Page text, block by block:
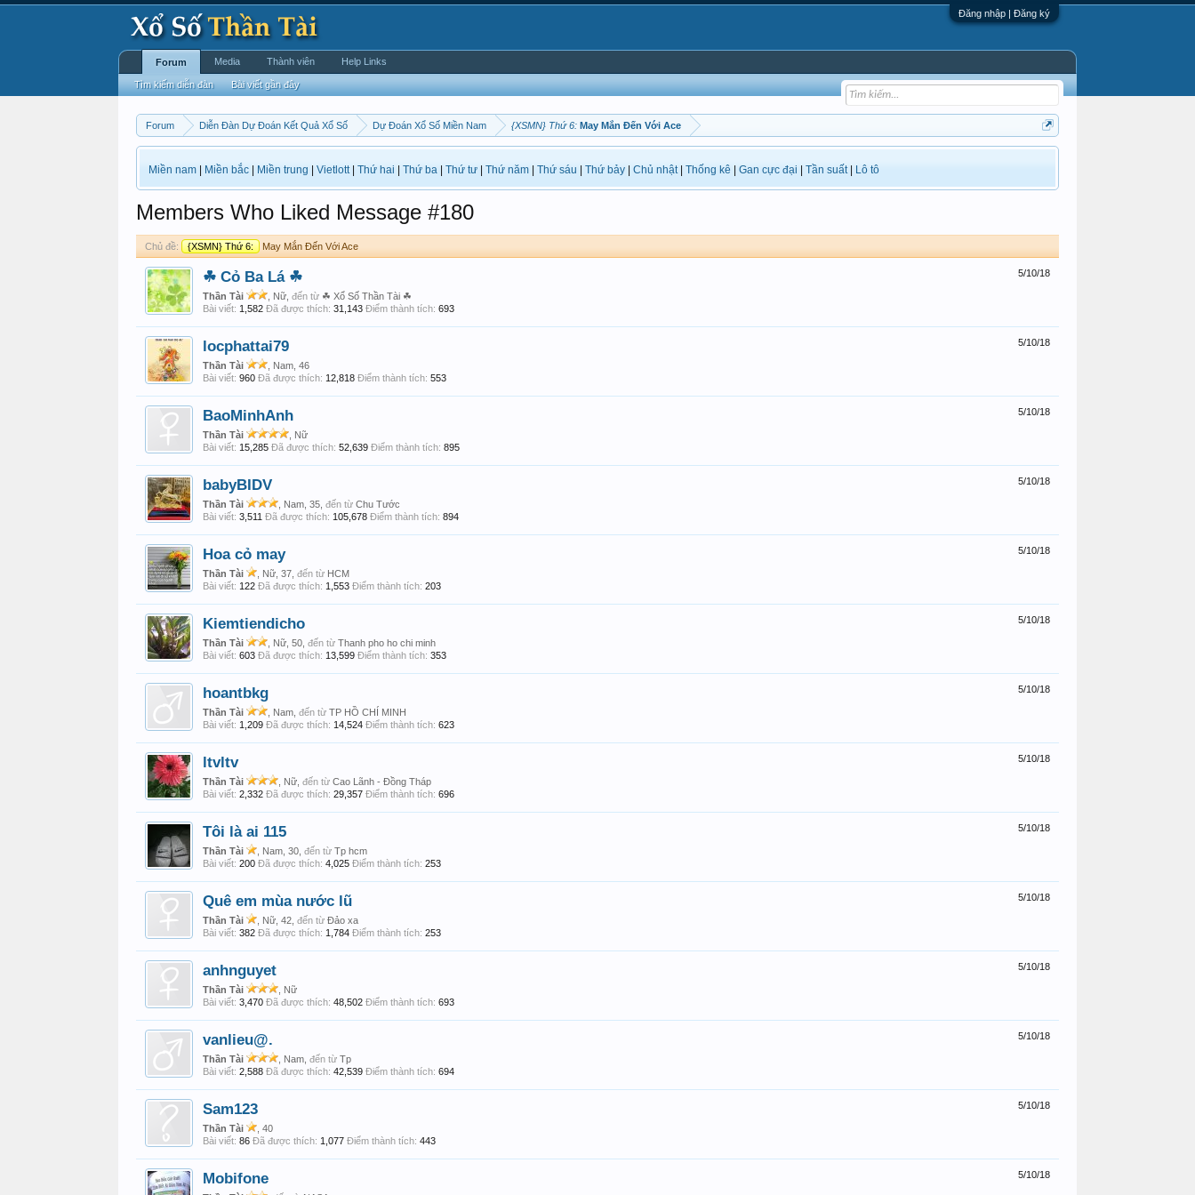
Đăng nhập | Đăng ký
Forum Diễn Đàn Dự Đoán Kết Quả Xổ Số Dự Đoán Xổ Số Miền Nam {XSMN} Thứ 6: May Mắn Đến Với Ace
Miền nam Miền bắc Miền trung Vietlott| Thứ hai Thứ ba Thứ tư Thứ năm Thứ sáu Thứ bảy Chủ nhật| Thống kê Gan cực đại Tần suất| Lô tô
Members Who Liked Message #180
Chủ đề: {XSMN} Thứ 6: May Mắn Đến Với Ace
5/10/18
☘ Cỏ Ba Lá ☘
Thần Tài , Nữ, đến từ ☘ Xổ Số Thần Tài ☘
Bài viết: 1,582 Đã được thích: 31,143 Điểm thành tích: 693
5/10/18
locphattai79
Thần Tài
, Nam, 46
Bài viết: 960 Đã được thích: 12,818 Điểm thành tích: 553
5/10/18
BaoMinhAnh
Thần Tài
, Nữ
Bài viết: 15,285 Đã được thích: 52,639 Điểm thành tích: 895
5/10/18
babyBIDV
Thần Tài , Nam, 35, đến từ Chu Tước
Bài viết: 3,511 Đã được thích: 105,678 Điểm thành tích: 894
5/10/18
Hoa cỏ may
Thần Tài , Nữ, 37, đến từ HCM
Bài viết: 122 Đã được thích: 1,553 Điểm thành tích: 203
5/10/18
Kiemtiendicho
Thần Tài , Nữ, 50, đến từ Thanh pho ho chi minh
Bài viết: 603 Đã được thích: 13,599 Điểm thành tích: 353
5/10/18
hoantbkg
Thần Tài , Nam, đến từ TP HỒ CHÍ MINH
Bài viết: 1,209 Đã được thích: 14,524 Điểm thành tích: 623
5/10/18
ltvltv
Thần Tài , Nữ, đến từ Cao Lãnh - Đồng Tháp
Bài viết: 2,332 Đã được thích: 29,357 Điểm thành tích: 696
5/10/18
Tôi là ai 115
Thần Tài , Nam, 30, đến từ Tp hcm
Bài viết: 200 Đã được thích: 4,025 Điểm thành tích: 253
5/10/18
Quê em mùa nước lũ
Thần Tài , Nữ, 42, đến từ Đảo xa
Bài viết: 382 Đã được thích: 1,784 Điểm thành tích: 253
5/10/18
anhnguyet
Thần Tài
, Nữ
Bài viết: 3,470 Đã được thích: 48,502 Điểm thành tích: 693
5/10/18
vanlieu@.
Thần Tài , Nam, đến từ Tp
Bài viết: 2,588 Đã được thích: 42,539 Điểm thành tích: 694
5/10/18
Sam123
Thần Tài
, 40
Bài viết: 86 Đã được thích: 1,077 Điểm thành tích: 443
5/10/18
Mobifone
Forum
Tìm kiếm diễn đàn Bài viết gần đây
Media Thành viên Help Links